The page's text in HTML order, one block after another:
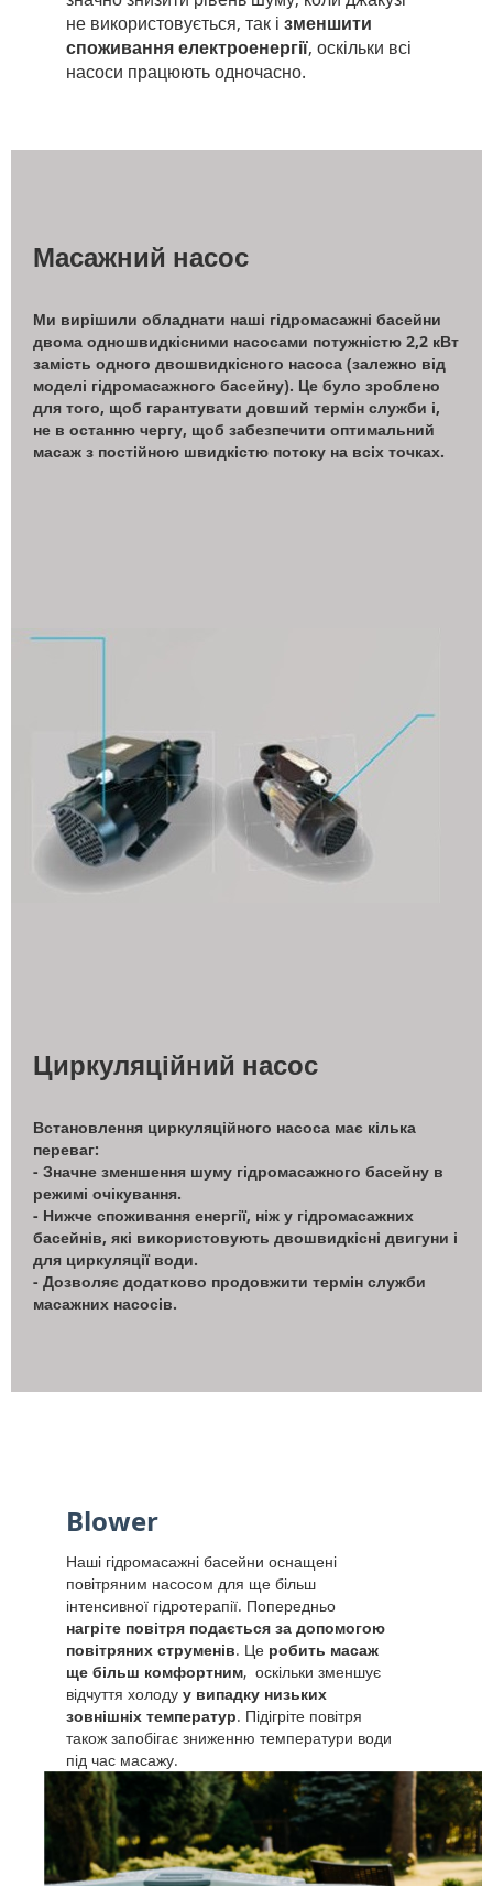
не використовується, так і зменшити
споживання електроенергії, оскільки всі
насоси працюють одночасно.
Масажний насос
Ми вирішили обладнати наші гідромасажні басейни
двома одношвидкісними насосами потужністю 2,2 кВт
замість одного двошвидкісного насоса (залежно від
моделі гідромасажного басейну). Це було зроблено
для того, щоб гарантувати довший термін служби і,
не в останню чергу, щоб забезпечити оптимальний
масаж з постійною швидкістю потоку на всіх точках.
Циркуляційний насос
Встановлення циркуляційного насоса має кілька
переваг:
- Значне зменшення шуму гідромасажного басейну в
режимі очікування.
- Нижче споживання енергії, ніж у гідромасажних
басейнів, які використовують двошвидкісні двигуни і
для циркуляції води.
- Дозволяє додатково продовжити термін служби
масажних насосів.
Blower
Наші гідромасажні басейни оснащені
повітряним насосом для ще більш
інтенсивної гідротерапії. Попередньо
нагріте повітря подається за допомогою
повітряних струменів. Це робить масаж
ще більш комфортним, оскільки зменшує
відчуття холоду у випадку низьких
зовнішніх температур. Підігріте повітря
також запобігає зниженню температури води
під час масажу.